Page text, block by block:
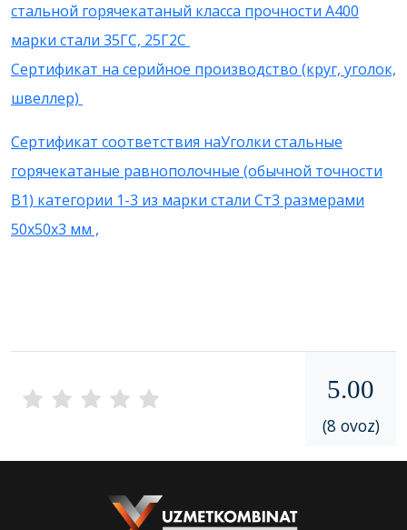
стальной горячекатаный класса прочности А400
марки стали 35ГС, 25Г2С
Сертификат на серийное производство (круг, уголок,
швеллер)
Сертификат соответствия наУголки стальные
горячекатаные равнополочные (обычной точности
B1) категории 1-3 из марки стали Ст3 размерами
50х50х3 мм ,
5.00
(8 ovoz)